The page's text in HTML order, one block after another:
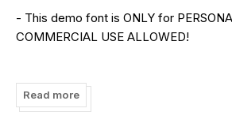
- This demo font is ONLY for
COMMERCIAL USE ALLOWED!
license:
https://letterena.com/product/palmer-
Read more